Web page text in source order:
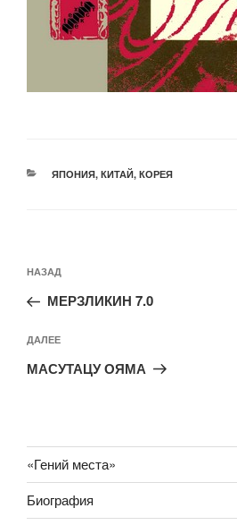
РУБРИКИ
ЯПОНИЯ, КИТАЙ, КОРЕЯ
по
записям
Предыдущая
запись:
НАЗАД
МЕРЗЛИКИН 7.0
Следующая
запись
ДАЛЕЕ
МАСУТАЦУ ОЯМА
«Гений места»
Биография